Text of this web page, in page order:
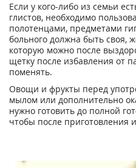
Если у кого-либо из семьи
глистов, необходимо
полотенцами, предметами
больного должна быть своя,
которую можно после
щетку после избавления от
поменять.
Овощи и фрукты перед
мылом или дополнительно
нужно готовить до полной
чтобы после приготовления